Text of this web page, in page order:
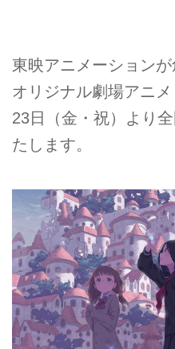
東映アニメーション
オリジナル劇場アニ
23日（金・祝）より
たします。